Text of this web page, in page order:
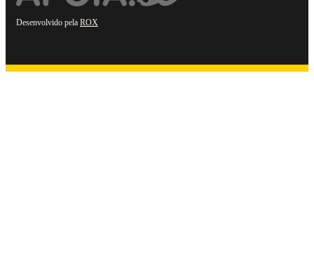
Desenvolvido pela ROX